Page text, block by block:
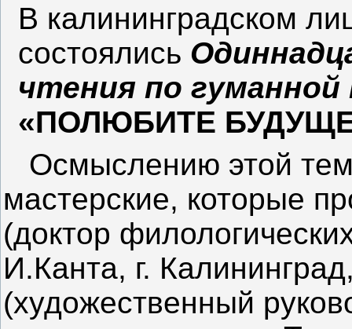
В калининградском
состоялись
чтения по гуманной
«ПОЛЮБИТЕ
Осмыслению этой
мастерские, которые
(доктор
И.Канта, г.
(художественный